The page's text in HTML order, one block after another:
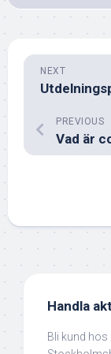
NEXT
PREVIOUS
Vad är
Handla
Bli kund